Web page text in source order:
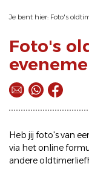
Je bent hier: Foto's
Foto's
Heb jij foto's van
via hetonline
andere